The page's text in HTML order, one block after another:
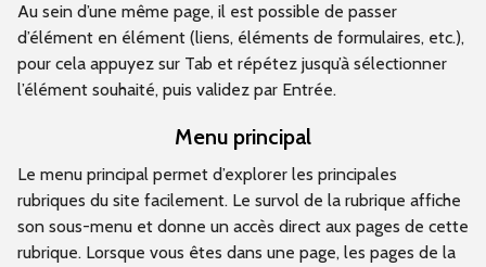
Au sein d’une même page, il est possible de passer
d’élément en élément (liens, éléments de formulaires, etc.),
pour cela appuyez sur Tab et répétez jusqu’à sélectionner
l’élément souhaité, puis validez par Entrée.
Menu principal
Le menu principal permet d’explorer les principales
rubriques du site facilement. Le survol de la rubrique affiche
son sous-menu et donne un accès direct aux pages de cette
rubrique. Lorsque vous êtes dans une page, les pages de la